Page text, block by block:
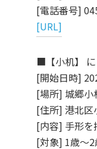
[電話番号]
[URL]
■【小机】
[開始日時]
[場所] 城郷小
[住所] 港北区
[内容] 手形を
[対象] 1歳～